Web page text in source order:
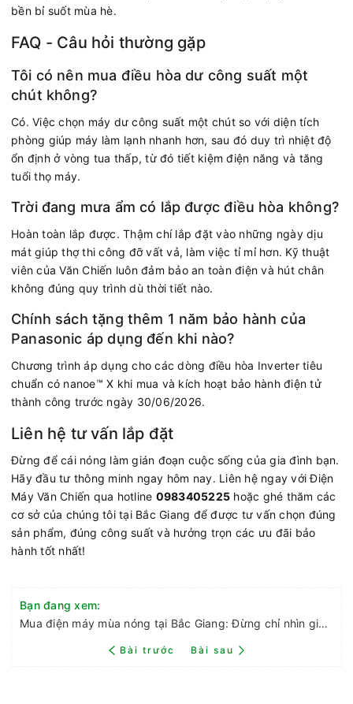
bền bỉ suốt mùa hè.
FAQ - Câu hỏi thường gặp
Tôi có nên mua điều hòa dư công suất một
chút không?
Có. Việc chọn máy dư công suất một chút so với diện tích
phòng giúp máy làm lạnh nhanh hơn, sau đó duy trì nhiệt độ
ổn định ở vòng tua thấp, từ đó tiết kiệm điện năng và tăng
tuổi thọ máy.
Trời đang mưa ẩm có lắp được điều hòa không?
Hoàn toàn lắp được. Thậm chí lắp đặt vào những ngày dịu
mát giúp thợ thi công đỡ vất vả, làm việc tỉ mỉ hơn. Kỹ thuật
viên của Văn Chiến luôn đảm bảo an toàn điện và hút chân
không đúng quy trình dù thời tiết nào.
Chính sách tặng thêm 1 năm bảo hành của
Panasonic áp dụng đến khi nào?
Chương trình áp dụng cho các dòng điều hòa Inverter tiêu
chuẩn có nanoe™ X khi mua và kích hoạt bảo hành điện tử
thành công trước ngày 30/06/2026.
Liên hệ tư vấn lắp đặt
Đừng để cái nóng làm gián đoạn cuộc sống của gia đình bạn.
Hãy đầu tư thông minh ngay hôm nay. Liên hệ ngay với Điện
Máy Văn Chiến qua hotline 0983405225 hoặc ghé thăm các
cơ sở của chúng tôi tại Bắc Giang để được tư vấn chọn đúng
sản phẩm, đúng công suất và hưởng trọn các ưu đãi bảo
hành tốt nhất!
Bạn đang xem:
Mua điện máy mùa nóng tại Bắc Giang: Đừng chỉ nhìn giá rẻ, hãy chọn sự an tâm
Bài trước Bài sau